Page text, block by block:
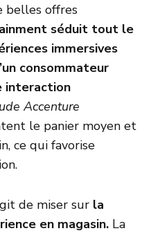
belles offres
séduit tout le
immersives
consommateur
interaction
Accenture
le panier moyen et
ce qui favorise
de miser sur la
en magasin. La